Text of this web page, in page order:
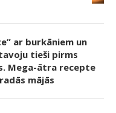
ar burkāniem un
tieši pirms
Mega-ātra recepte
mājās